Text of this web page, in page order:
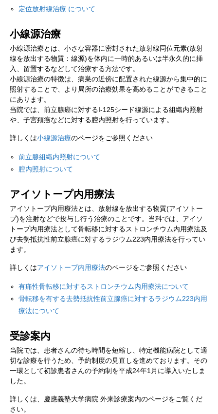
定位放射線治療 について
小線源治療
小線源治療とは、小さな容器に密封された放射線同位元素(放射
線を放出する物質：線源)を体内に一時的あるいは半永久的に挿
入、留置するなどして治療する方法です。
小線源治療の特徴は、病巣の近傍に配置された線源から集中的に
照射することで、より局所の治療効果を高めることができること
にあります。
当院では、前立腺癌に対するI-125シード線源による組織内照射
や、子宮頚癌などに対する腔内照射を行っています。
詳しくは小線源治療のページをご参照ください
前立腺組織内照射について
腔内照射について
アイソトープ内用療法
アイソトープ内用療法とは、放射線を放出する物質(アイソトー
プ)を注射などで投与し行う治療のことです。当科では、アイソ
トープ内用療法として骨転移に対するストロンチウム内用療法及
び去勢抵抗性前立腺癌に対するラジウム223内用療法を行ってい
ます。
詳しくはアイソトープ内用療法のページをご参照ください
有痛性骨転移に対するストロンチウム内用療法について
骨転移を有する去勢抵抗性前立腺癌に対するラジウム223内用
療法について
受診案内
当院では、患者さんの待ち時間を短縮し、特定機能病院として適
切な診療を行うため、予約制度の見直しを進めております。その
一環として初診患者さんの予約制を平成24年1月に導入いたしま
した。
詳しくは、慶應義塾大学病院 外来診療案内のページをご覧くだ
さい。